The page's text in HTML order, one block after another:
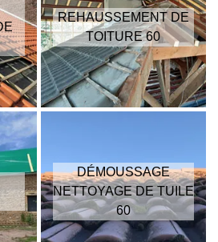
REHAUSSEMENT DE
TOITURE 60
DÉMOUSSAGE
NETTOYAGE DE TUILE
60